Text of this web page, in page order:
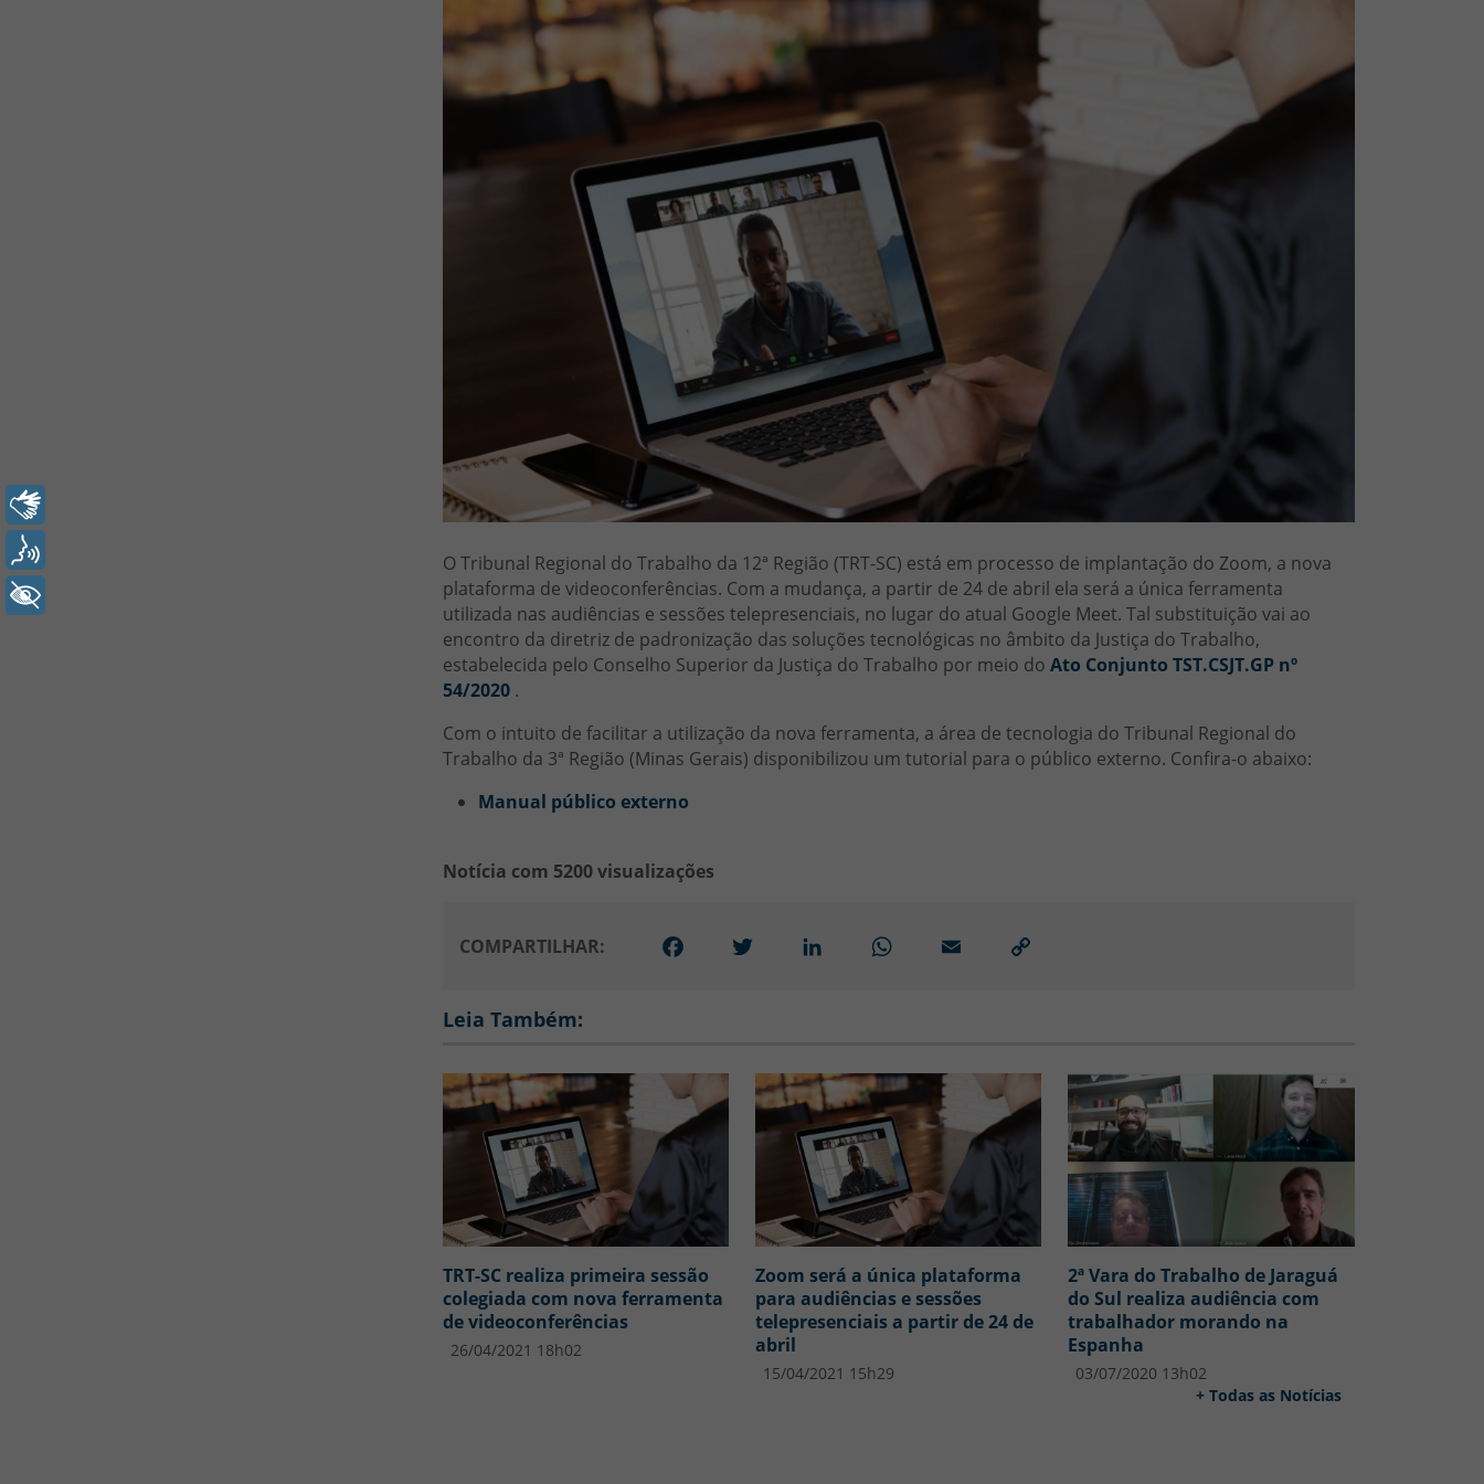
O Tribunal Regional do Trabalho da 12ª Região (TRT-SC) está em processo de implantação do Zoom, a nova
plataforma de videoconferências. Com a mudança, a partir de 24 de abril ela será a única ferramenta
utilizada nas audiências e sessões telepresenciais, no lugar do atual Google Meet. Tal substituição vai ao
encontro da diretriz de padronização das soluções tecnológicas no âmbito da Justiça do Trabalho,
estabelecida pelo Conselho Superior da Justiça do Trabalho por meio do Ato Conjunto TST.CSJT.GP nº
54/2020.
Com o intuito de facilitar a utilização da nova ferramenta, a área de tecnologia do Tribunal Regional do
Trabalho da 3ª Região (Minas Gerais) disponibilizou um tutorial para o público externo. Confira-o abaixo:
Manual público externo
Notícia com 5200 visualizações
COMPARTILHAR: Facebook Twitter LinkedIn WhatsApp
Leia Também:
TRT-SC realiza primeira sessão
colegiada com nova ferramenta
de videoconferências
26/04/2021 18h02
Zoom será a única plataforma
para audiências e sessões
telepresenciais a partir de 24 de
abril
15/04/2021 15h29
2ª Vara do Trabalho de Jaraguá
do Sul realiza audiência com
trabalhador morando na
Espanha
03/07/2020 13h02
+ Todas as Notícias